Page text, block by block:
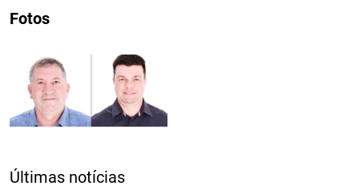
Fotos
Últimas notícias